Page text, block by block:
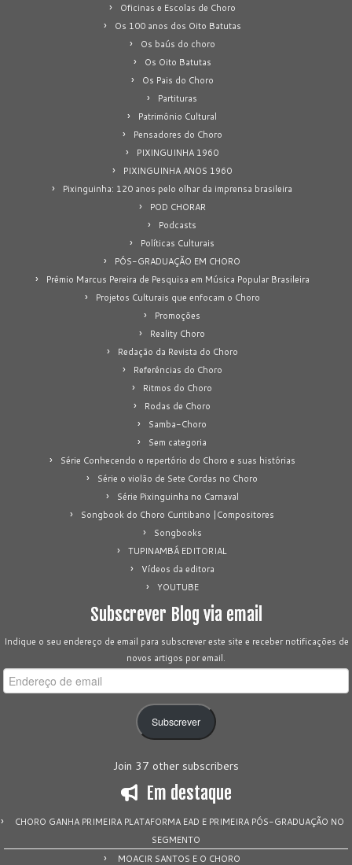
Oficinas e Escolas de Choro
Os 100 anos dos Oito Batutas
Os baús do choro
Os Oito Batutas
Os Pais do Choro
Partituras
Patrimônio Cultural
Pensadores do Choro
PIXINGUINHA 1960
PIXINGUINHA ANOS 1960
Pixinguinha: 120 anos pelo olhar da imprensa brasileira
POD CHORAR
Podcasts
Políticas Culturais
PÓS-GRADUAÇÃO EM CHORO
Prêmio Marcus Pereira de Pesquisa em Música Popular Brasileira
Projetos Culturais que enfocam o Choro
Promoções
Reality Choro
Redação da Revista do Choro
Referências do Choro
Ritmos do Choro
Rodas de Choro
Samba-Choro
Sem categoria
Série Conhecendo o repertório do Choro e suas histórias
Série o violão de Sete Cordas no Choro
Série Pixinguinha no Carnaval
Songbook do Choro Curitibano |Compositores
Songbooks
TUPINAMBÁ EDITORIAL
Vídeos da editora
YOUTUBE
Subscrever Blog via email
Indique o seu endereço de email para subscrever este site e receber notificações de
novos artigos por email.
Endereço
de
Subscrever
Join 37 other subscribers
Em destaque
CHORO GANHA PRIMEIRA PLATAFORMA EAD E PRIMEIRA PÓS-GRADUAÇÃO NO
SEGMENTO
MOACIR SANTOS E O CHORO